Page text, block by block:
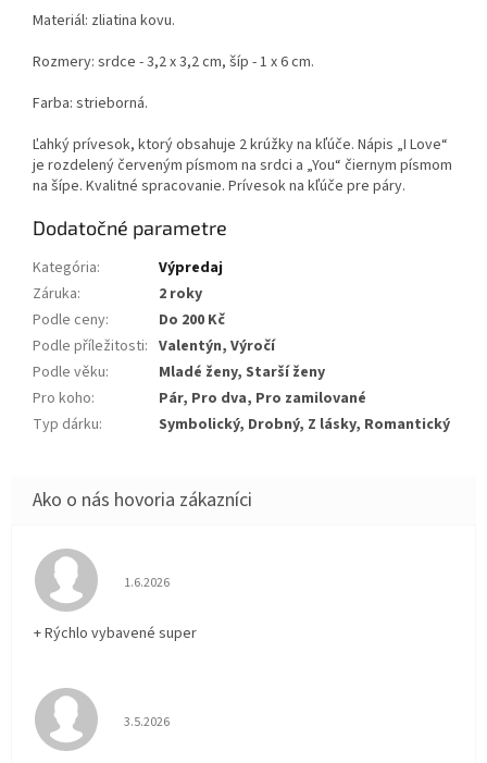
Materiál: zliatina kovu.
Rozmery: srdce - 3,2 x 3,2 cm, šíp - 1 x 6 cm.
Farba: strieborná.
Ľahký prívesok, ktorý obsahuje 2 krúžky na kľúče. Nápis „I Love“
je rozdelený červeným písmom na srdci a „You“ čiernym písmom
na šípe. Kvalitné spracovanie. Prívesok na kľúče pre páry.
Dodatočné parametre
Kategória:
Výpredaj
Záruka:
2 roky
Podle ceny:
Do 200 Kč
Podle příležitosti: Valentýn, Výročí
Podle věku:
Mladé ženy, Starší ženy
Pro koho:
Pár, Pro dva, Pro zamilované
Typ dárku: Symbolický, Drobný, Z lásky, Romantický
Hodnotenie obchodu je 5 z 5 hviezdičiek.
1.6.2026
+ Rýchlo vybavené super
Hodnotenie obchodu je 3 z 5 hviezdičiek.
3.5.2026